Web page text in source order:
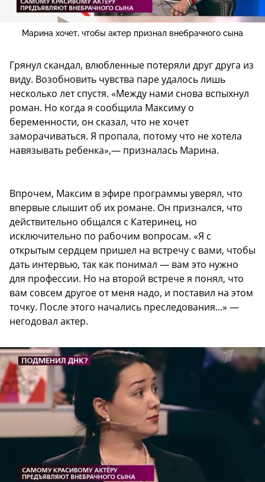
Марина хочет, чтобы актер признал внебрачного сына
Грянул скандал, влюбленные потеряли друг друга из
виду. Возобновить чувства паре удалось лишь
несколько лет спустя. «Между нами снова вспыхнул
роман. Но когда я сообщила Максиму о
беременности, он сказал, что не хочет
заморачиваться. Я пропала, потому что не хотела
навязывать ребенка»,— призналась Марина.
Впрочем, Максим в эфире программы уверял, что
впервые слышит об их романе. Он признался, что
действительно общался с Катеринец, но
исключительно по рабочим вопросам. «Я с
открытым сердцем пришел на встречу с вами, чтобы
дать интервью, так как понимал — вам это нужно
для профессии. Но на второй встрече я понял, что
вам совсем другое от меня надо, и поставил на этом
точку. После этого начались преследования...» —
негодовал актер.